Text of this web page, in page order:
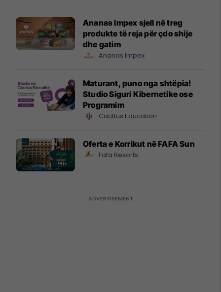
Ananas Impex sjell në treg
produkte të reja për çdo shije
dhe gatim
Ananas Impex
Maturant, puno nga shtëpia!
Studio Siguri Kibernetike ose
Programim
Cacttus Education
Oferta e Korrikut në FAFA Sun
Fafa Resorts